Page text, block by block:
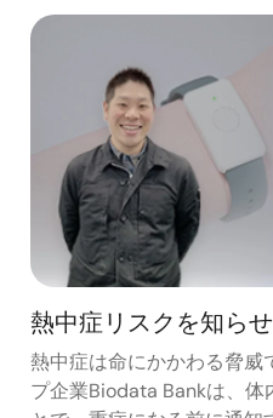
熱中症リスクを知ら
熱中症は命にかかわる脅威
プ企業Biodata Bankは、体